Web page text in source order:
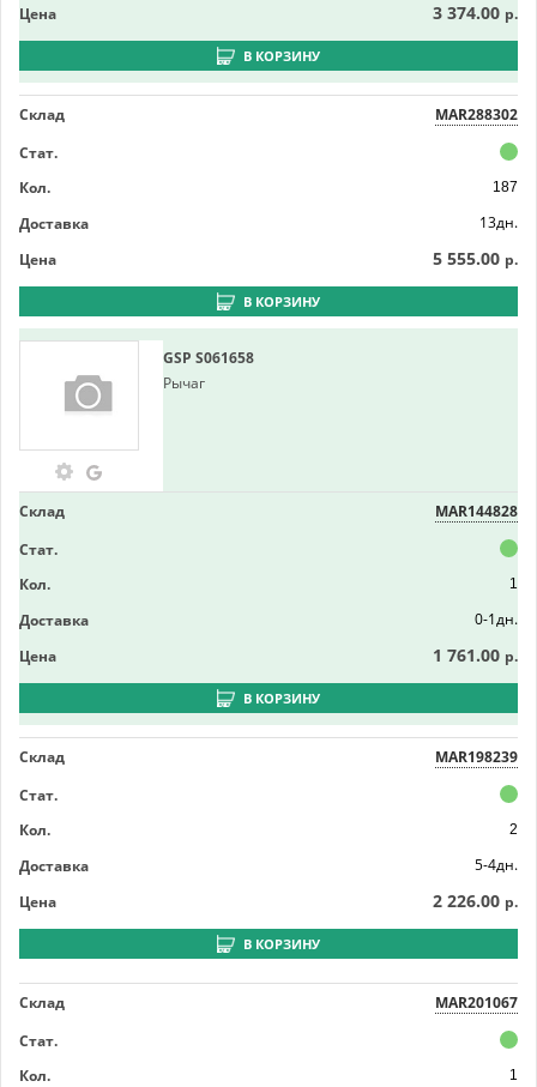
Цена
3 374.00 р.
В КОРЗИНУ
Склад
MAR288302
Стат.
Кол.
187
Доставка
13дн.
Цена
5 555.00 р.
В КОРЗИНУ
GSP S061658
Рычаг
Склад
MAR144828
Стат.
Кол.
1
Доставка
0-1дн.
Цена
1 761.00 р.
В КОРЗИНУ
Склад
MAR198239
Стат.
Кол.
2
Доставка
5-4дн.
Цена
2 226.00 р.
В КОРЗИНУ
Склад
MAR201067
Стат.
Кол.
1